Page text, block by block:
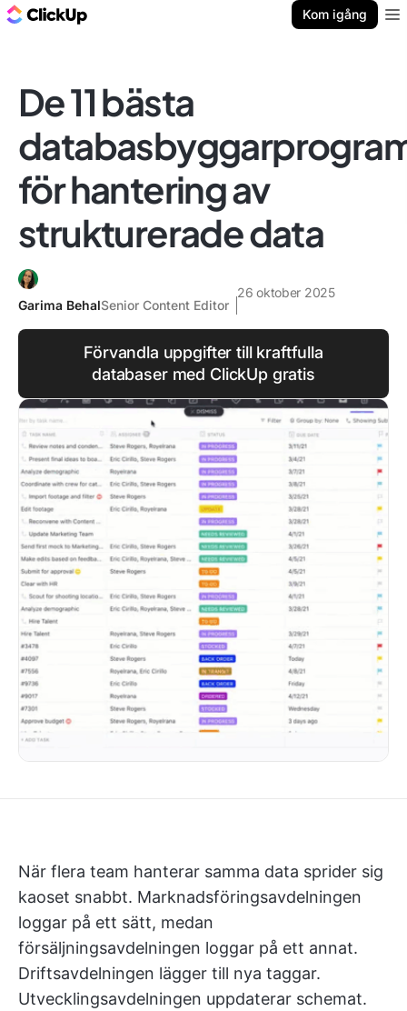
Kom igång
De 11 bästa
för hantering av
strukturerade data
Garima BehalSenior Content Editor
26 oktober 2025
Förvandla uppgifter till kraftfulla
databaser med ClickUp gratis
När flera team hanterar samma data sprider sig
kaoset snabbt. Marknadsföringsavdelningen
loggar på ett sätt, medan
försäljningsavdelningen loggar på ett annat.
Driftsavdelningen lägger till nya taggar.
Utvecklingsavdelningen uppdaterar schemat.